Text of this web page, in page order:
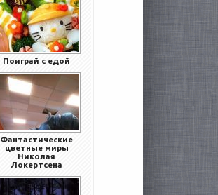
Поиграй с едой
Фантастические
цветные миры
Николая
Локертсена